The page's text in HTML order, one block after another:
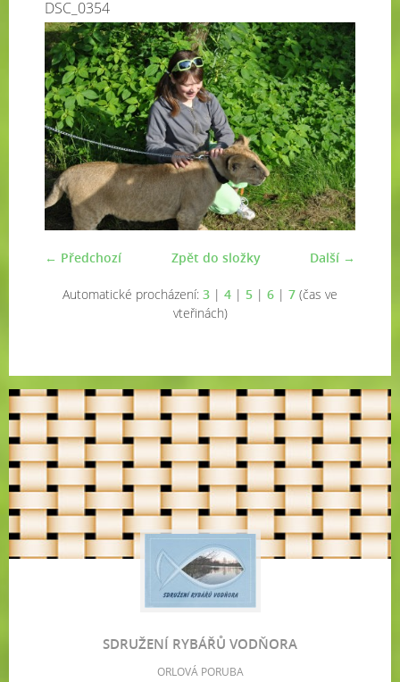
DSC_0354
← Předchozí Další →
Zpět do složky
Automatické procházení: 3 | 4 | 5 | 6 | 7 (čas ve
vteřinách)
SDRUŽENÍ RYBÁŘŮ VODŇORA
ORLOVÁ PORUBA